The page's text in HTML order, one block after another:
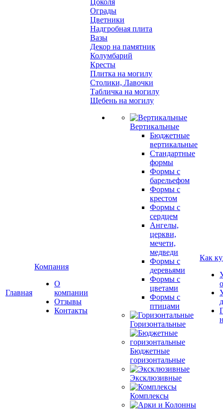
Главная
Компания
О
компании
Отзывы
Контакты
Цоколя
Ограды
Цветники
Надгробная плита
Вазы
Декор на памятник
Колумбарий
Кресты
Плитка на могилу
Столики, Лавочки
Табличка на могилу
Щебень на могилу
Вертикальные
Бюджетные
вертикальные
Стандартные
формы
Формы с
барельефом
Формы с
крестом
Формы с
сердцем
Ангелы,
церкви,
мечети,
медведи
Формы с
деревьями
Формы с
цветами
Формы с
птицами
Горизонтальные
Бюджетные
горизонтальные
Эксклюзивные
Комплексы
Как